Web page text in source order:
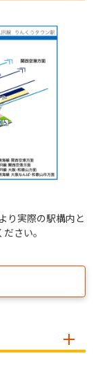
り実際の駅構内と
さい。